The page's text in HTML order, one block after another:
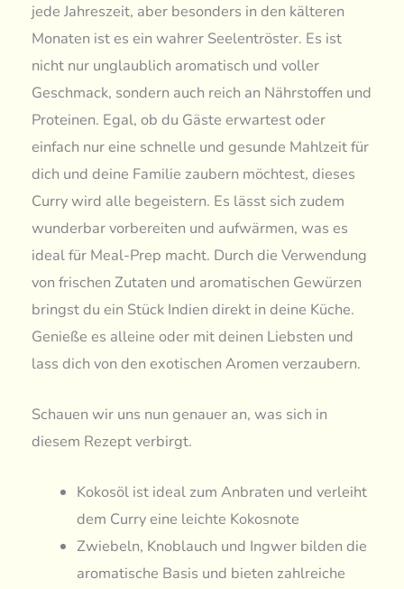
jede Jahreszeit, aber besonders in den kälteren
Monaten ist es ein wahrer Seelentröster. Es ist
nicht nur unglaublich aromatisch und voller
Geschmack, sondern auch reich an Nährstoffen und
Proteinen. Egal, ob du Gäste erwartest oder
einfach nur eine schnelle und gesunde Mahlzeit für
dich und deine Familie zaubern möchtest, dieses
Curry wird alle begeistern. Es lässt sich zudem
wunderbar vorbereiten und aufwärmen, was es
ideal für Meal-Prep macht. Durch die Verwendung
von frischen Zutaten und aromatischen Gewürzen
bringst du ein Stück Indien direkt in deine Küche.
Genieße es alleine oder mit deinen Liebsten und
lass dich von den exotischen Aromen verzaubern.
Schauen wir uns nun genauer an, was sich in
diesem Rezept verbirgt.
Kokosöl ist ideal zum Anbraten und verleiht
dem Curry eine leichte Kokosnote
Zwiebeln, Knoblauch und Ingwer bilden die
aromatische Basis und bieten zahlreiche